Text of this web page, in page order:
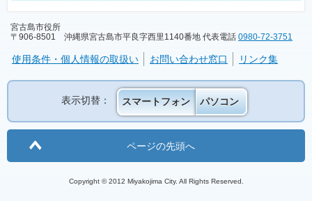
宮古島市役所
〒906-8501 沖縄県宮古島市平良字西里1140番地 代表電話 0980-72-3751
使用条件・個人情報の取扱い お問い合わせ窓口 リンク集
表示切替： スマートフォン パソコン
ページの先頭へ
Copyright © 2012 Miyakojima City. All Rights Reserved.